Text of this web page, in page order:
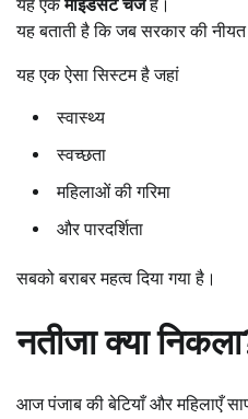
यह एकमाइंडसेट चेंजहै।
यह बताती है कि जब सरकार की
यह एक ऐसा सिस्टम है जहां
स्वास्थ्य
स्वच्छता
महिलाओं की गरिमा
और पारदर्शिता
सबको बराबर महत्व दिया गया है।
नतीजा क्या निकला
आज पंजाब की बेटियाँ और महिलाएँ